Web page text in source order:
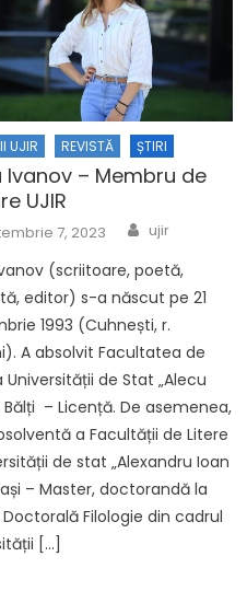
UJIR REVISTĂ ȘTIRI
Ivanov – Membru de
UJIR
on 7, 2023 Author
ujir
(scriitoare, poetă,
editor) s-a născut pe 21
1993 (Cuhnești, r.
A absolvit Facultatea de
Universității de Stat „Alecu
Bălți – Licență. De asemenea,
a Facultății de Litere
de stat „Alexandru Ioan
– Master, doctorandă la
Doctorală Filologie din cadrul
[…]